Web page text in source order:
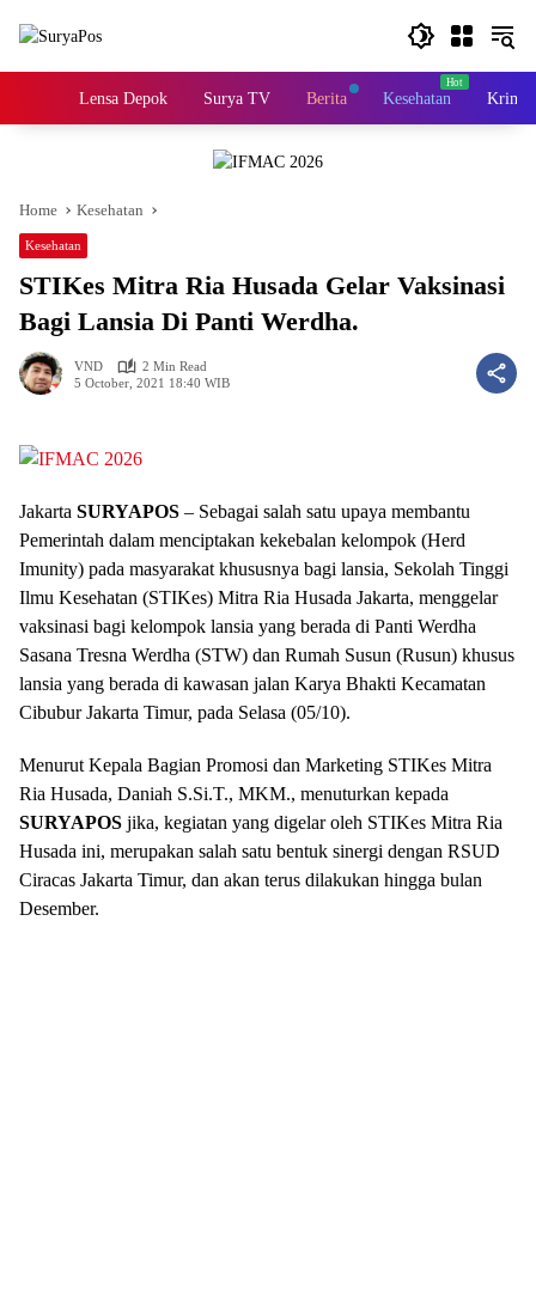
HomeLensa Depok Surya TV Berita Kesehatan
Home Kesehatan
Kesehatan
STIKes Mitra Ria Husada Gelar Vaksinasi
Bagi Lansia Di Panti Werdha.
VND
2 Min Read
5 October, 2021 18:40 WIB
Jakarta SURYAPOS – Sebagai salah satu upaya membantu
Pemerintah dalam menciptakan kekebalan kelompok (Herd
Imunity) pada masyarakat khususnya bagi lansia, Sekolah Tinggi
Ilmu Kesehatan (STIKes) Mitra Ria Husada Jakarta, menggelar
vaksinasi bagi kelompok lansia yang berada di Panti Werdha
Sasana Tresna Werdha (STW) dan Rumah Susun (Rusun) khusus
lansia yang berada di kawasan jalan Karya Bhakti Kecamatan
Cibubur Jakarta Timur, pada Selasa (05/10).
Menurut Kepala Bagian Promosi dan Marketing STIKes Mitra
Ria Husada, Daniah S.Si.T., MKM., menuturkan kepada
SURYAPOS jika, kegiatan yang digelar oleh STIKes Mitra Ria
Husada ini, merupakan salah satu bentuk sinergi dengan RSUD
Ciracas Jakarta Timur, dan akan terus dilakukan hingga bulan
Desember.